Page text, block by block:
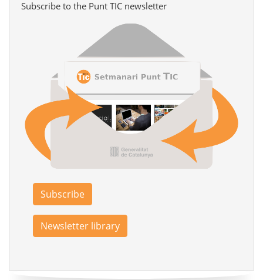
Subscribe to the Punt TIC newsletter
Subscribe
Newsletter library